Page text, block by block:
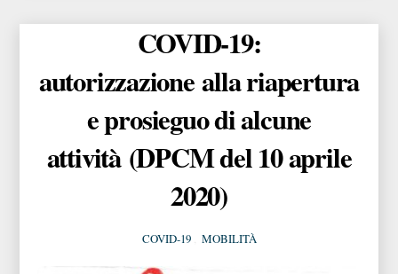
COVID-19:
autorizzazione alla riapertura
e prosieguo di alcune
attività (DPCM del 10 aprile
2020)
COVID-19 MOBILITÀ